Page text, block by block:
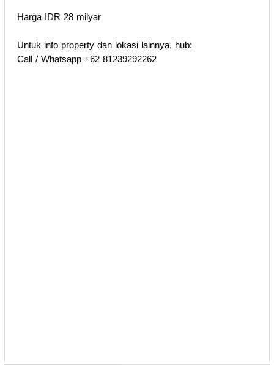
Harga IDR 28 milyar
Untuk info property dan lokasi lainnya, hub:
Call / Whatsapp +62 81239292262